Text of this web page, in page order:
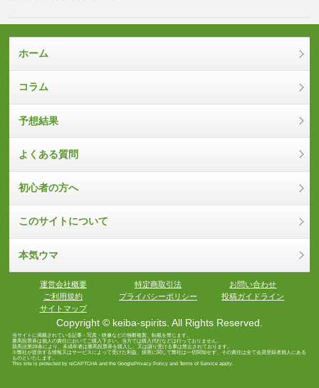
ホーム
コラム
予想結果
よくある質問
初心者の方へ
このサイトについて
本気ウマ
運営会社概要 特定商取引法
お問い合わせ
ご利用規約
プライバシーポリシー
投稿ガイドライン
サイトマップ
Copyright © keiba-spirits. All Rights Reserved.
当サイトに掲載されている記事・写真・映像などの無断複製、転載を禁じます。
勝馬投票券は個人の責任においてご購入下さい。当方では購入代行などは行っておりません。
競馬法第28条により、未成年者は勝馬投票券を購入し、又は譲り受ける事は禁止されております。
※弊社が提供する情報又はサービスによって受けた利益、損害に関して弊社は一切関知せず、その責任は全て会員登録者個人にある
ものといたします。
This site is protected by reCAPTCHA and the GooglePrivacy Policyand Terms of Serviceapply.